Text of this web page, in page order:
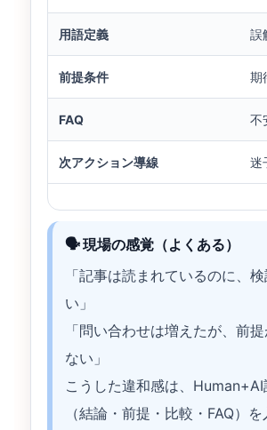
用語定義 誤
前提条件 期
FAQ 不
次アクション導線 迷
🗣️ 現場の感覚（よくある）
「記事は読まれているのに、
い」
「問い合わせは増えたが、前
ない」
こうした違和感は、
（結論・前提・比較・FAQ）